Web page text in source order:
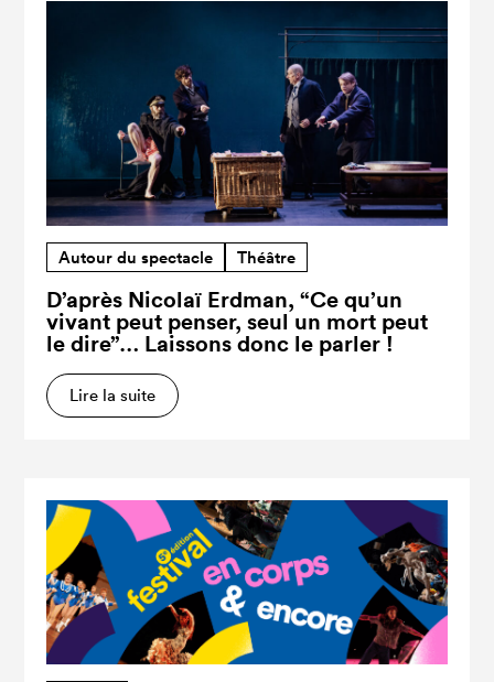
Autour du spectacle Théâtre
D’après Nicolaï Erdman, “Ce qu’un
vivant peut penser, seul un mort peut
le dire”… Laissons donc le parler !
Lire la suite